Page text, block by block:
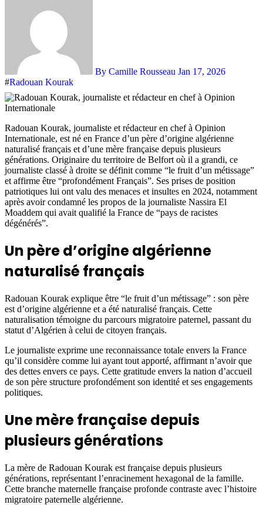
By Camille Rousseau Jan 17, 2026
#Radouan Kourak
Radouan Kourak, journaliste et rédacteur en chef à Opinion
Internationale, est né en France d’un père d’origine algérienne
naturalisé français et d’une mère française depuis plusieurs
générations. Originaire du territoire de Belfort où il a grandi, ce
journaliste classé à droite se définit comme “le fruit d’un métissage”
et affirme être “profondément Français”. Ses prises de position
patriotiques lui ont valu des menaces et insultes en 2024, notamment
après avoir condamné les propos de la journaliste Nassira El
Moaddem qui avait qualifié la France de “pays de racistes
dégénérés”.
Un père d’origine algérienne
naturalisé français
Radouan Kourak explique être “le fruit d’un métissage” : son père
est d’origine algérienne et a été naturalisé français. Cette
naturalisation témoigne du parcours migratoire paternel, passant du
statut d’Algérien à celui de citoyen français.
Le journaliste exprime une reconnaissance totale envers la France
qu’il considère comme lui ayant tout apporté, affirmant n’avoir que
des dettes envers ce pays. Cette gratitude envers la nation d’accueil
de son père structure profondément son identité et ses engagements
politiques.
Une mère française depuis
plusieurs générations
La mère de Radouan Kourak est française depuis plusieurs
générations, représentant l’enracinement hexagonal de la famille.
Cette branche maternelle française profonde contraste avec l’histoire
migratoire paternelle algérienne.